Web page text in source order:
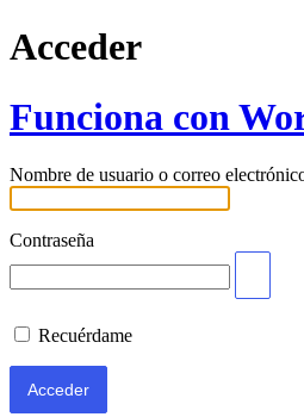
Acceder
Funciona con
Nombre de usuario o correo
Contraseña
Recuérdame